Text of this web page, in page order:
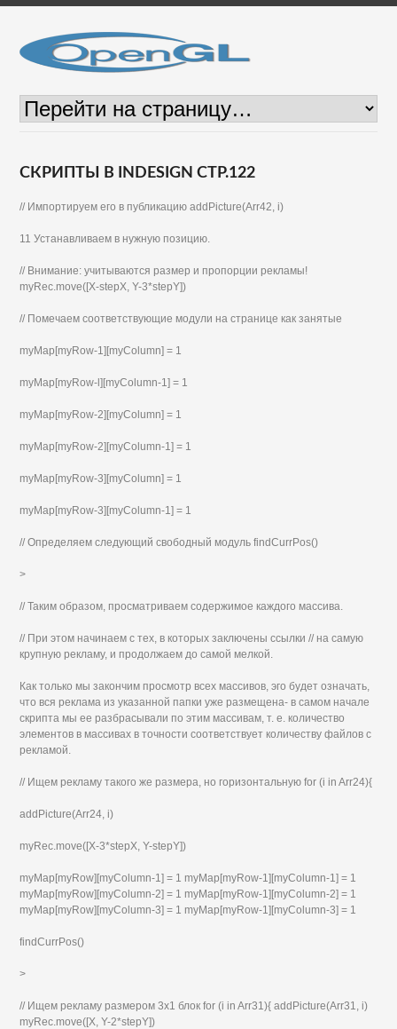
СКРИПТЫ В INDESIGN СТР.122
// Импортируем его в публикацию addPicture(Arr42, i)
11 Устанавливаем в нужную позицию.
// Внимание: учитываются размер и пропорции рекламы!
myRec.move([X-stepX, Y-3*stepY])
// Помечаем соответствующие модули на странице как занятые
myMap[myRow-1][myColumn] = 1
myMap[myRow-l][myColumn-1] = 1
myMap[myRow-2][myColumn] = 1
myMap[myRow-2][myColumn-1] = 1
myMap[myRow-3][myColumn] = 1
myMap[myRow-3][myColumn-1] = 1
// Определяем следующий свободный модуль findCurrPos()
>
// Таким образом, просматриваем содержимое каждого массива.
// При этом начинаем с тех, в которых заключены ссылки // на самую
крупную рекламу, и продолжаем до самой мелкой.
Как только мы закончим просмотр всех массивов, эго будет означать,
что вся реклама из указанной папки уже размещена- в самом начале
скрипта мы ее разбрасывали по этим массивам, т. е. количество
элементов в массивах в точности соответствует количеству файлов с
рекламой.
// Ищем рекламу такого же размера, но горизонтальную for (i in Arr24){
addPicture(Arr24, i)
myRec.move([X-3*stepX, Y-stepY])
myMap[myRow][myColumn-1] = 1 myMap[myRow-1][myColumn-1] = 1
myMap[myRow][myColumn-2] = 1 myMap[myRow-1][myColumn-2] = 1
myMap[myRow][myColumn-3] = 1 myMap[myRow-1][myColumn-3] = 1
findCurrPos()
>
// Ищем рекламу размером 3x1 блок for (i in Arr31){ addPicture(Arr31, i)
myRec.move([X, Y-2*stepY])